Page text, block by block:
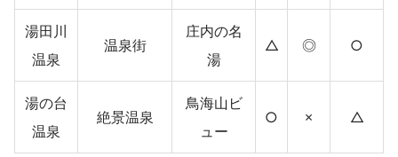
湯田川
温泉
温泉街
庄内の名
湯
△ ◎ ○
湯の台
温泉
絶景温泉
鳥海山ビ
ュー
○ × △